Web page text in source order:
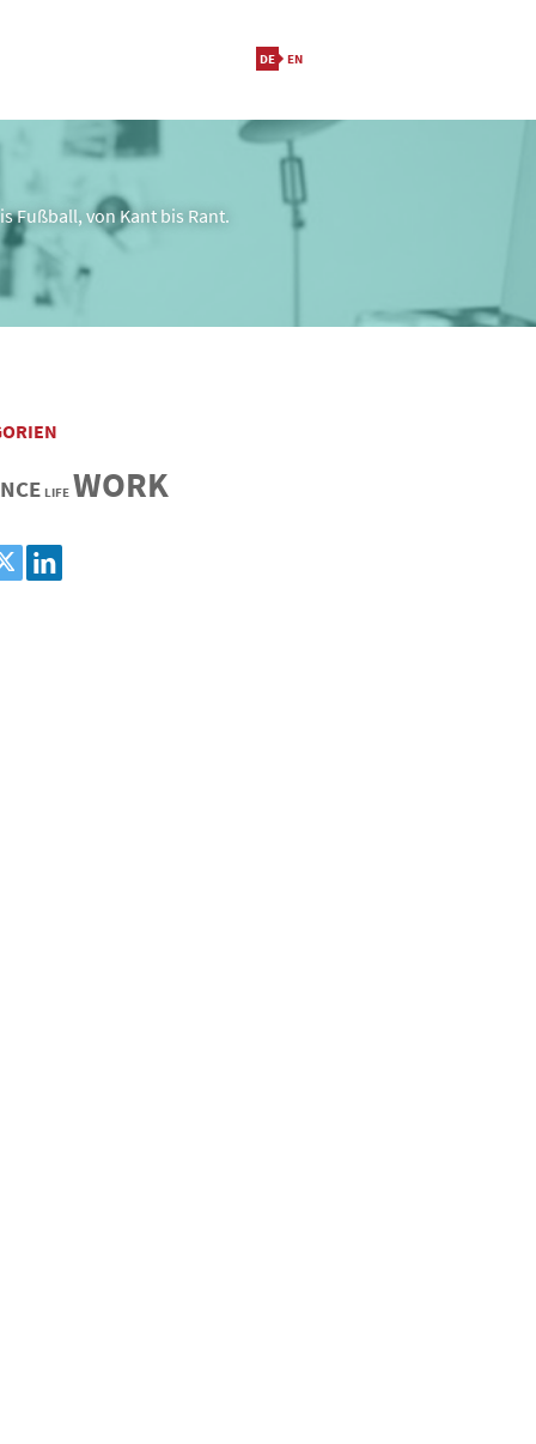
Fußball, von Kant bis Rant.
LIFE WORK